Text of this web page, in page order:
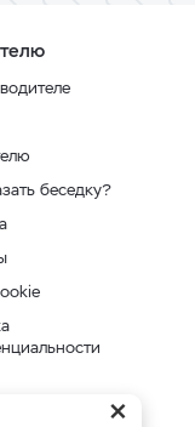
беседку?
×